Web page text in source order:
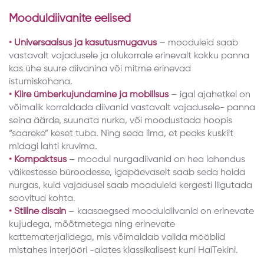
Mooduldiivanite eelised
• Universaalsus ja kasutusmugavus– mooduleid saab
vastavalt vajadusele ja olukorrale erinevalt kokku panna
kas ühe suure diivanina või mitme erinevad
istumiskohana.
• Kiire ümberkujundamine ja mobiilsus– igal ajahetkel on
võimalik korraldada diivanid vastavalt vajadusele- panna
seina äärde, suunata nurka, või moodustada hoopis
“saareke” keset tuba. Ning seda ilma, et peaks kuskilt
midagi lahti kruvima.
• Kompaktsus– moodul nurgadiivanid on hea lahendus
väikestesse büroodesse, igapäevaselt saab seda hoida
nurgas, kuid vajadusel saab mooduleid kergesti liigutada
soovitud kohta.
• Stiilne disain – kaasaegsed mooduldiivanid on erinevate
kujudega, mõõtmetega ning erinevate
kattematerjalidega, mis võimaldab valida mööblid
mistahes interjööri -alates klassikalisest kuni HaiTekini.